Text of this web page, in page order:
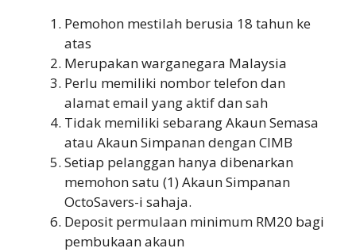
Pemohon mestilah berusia 18 tahun ke
atas
Merupakan warganegara Malaysia
Perlu memiliki nombor telefon dan
alamat email yang aktif dan sah
Tidak memiliki sebarang Akaun Semasa
atau Akaun Simpanan dengan CIMB
Setiap pelanggan hanya dibenarkan
memohon satu (1) Akaun Simpanan
OctoSavers-i sahaja.
Deposit permulaan minimum RM20 bagi
pembukaan akaun